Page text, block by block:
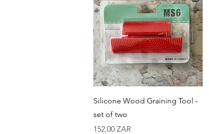
Schnellansicht
Silicone Wood Graining Tool -
set of two
Preis
152,00 ZAR